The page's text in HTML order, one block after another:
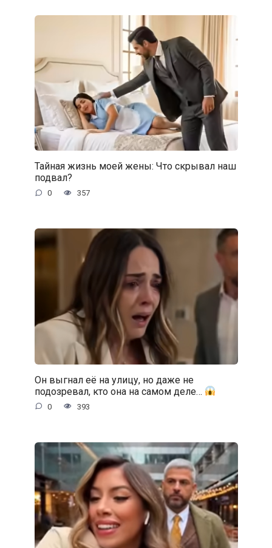
Тайная жизнь моей жены: Что скрывал наш
подвал?
0 357
Он выгнал её на улицу, но даже не
подозревал, кто она на самом деле…
0 393